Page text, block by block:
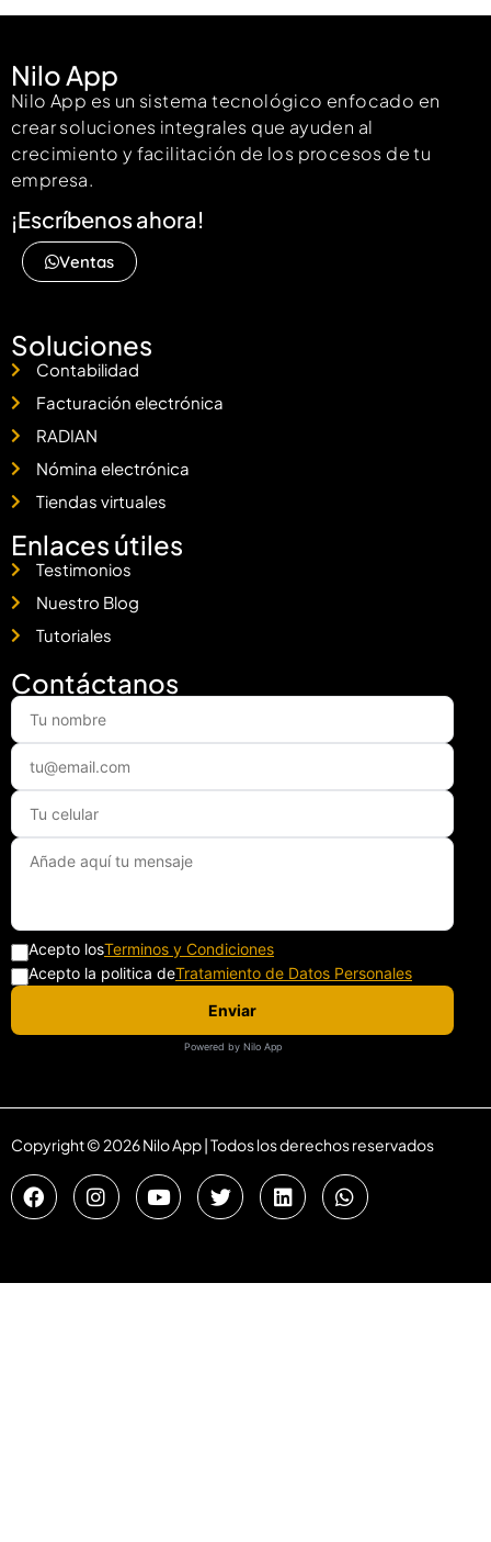
Nilo App
Nilo App es un sistema tecnológico enfocado en
crear soluciones integrales que ayuden al
crecimiento y facilitación de los procesos de tu
empresa.
¡Escríbenos ahora!
Ventas
Soluciones
Contabilidad
Facturación electrónica
RADIAN
Nómina electrónica
Tiendas virtuales
Enlaces útiles
Testimonios
Nuestro Blog
Tutoriales
Contáctanos
Acepto losTerminos y Condiciones
Acepto la politica deTratamiento de Datos Personales
Enviar
Powered by Nilo App
Copyright © 2026 Nilo App | Todos los derechos reservados